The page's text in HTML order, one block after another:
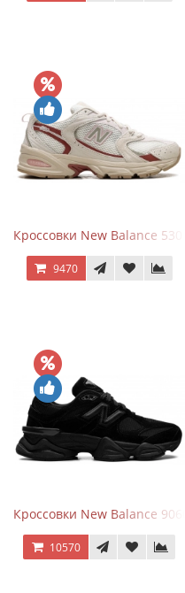
Кроссовки New Balance 530
9470
Кроссовки New Balance
10570